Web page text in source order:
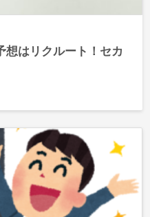
はリクルート！セカ